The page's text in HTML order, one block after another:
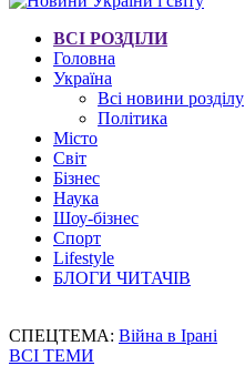
ВСІ РОЗДІЛИ
Головна
Україна
Всі новини розділу
Політика
Місто
Світ
Бізнес
Наука
Шоу-бізнес
Спорт
Lifestyle
БЛОГИ ЧИТАЧІВ
СПЕЦТЕМА: Війна в Ірані
ВСІ ТЕМИ